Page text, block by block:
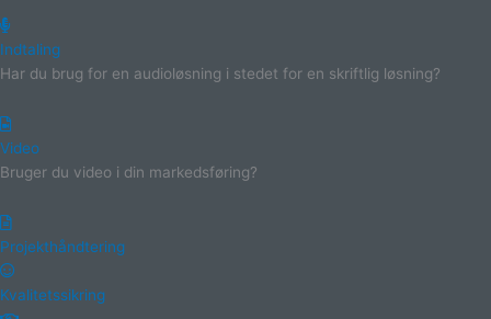
Indtaling
Har du brug for en audioløsning i stedet for en skriftlig løsning?
Video
Bruger du video i din markedsføring?
Projekthåndtering
Kvalitetssikring